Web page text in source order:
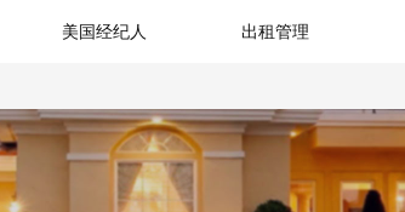
美国经纪人 出租管理